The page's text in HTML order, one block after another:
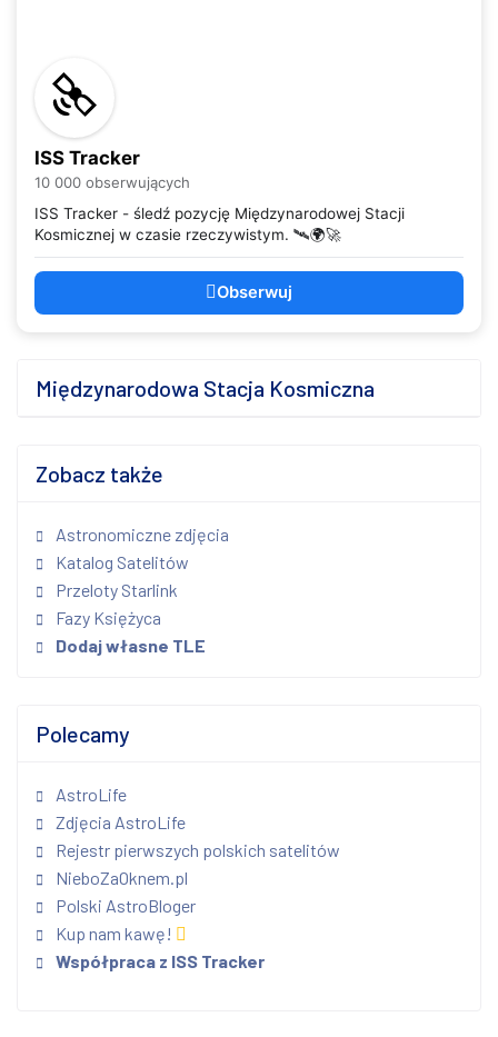
ISS Tracker
10 000 obserwujących
ISS Tracker - śledź pozycję Międzynarodowej Stacji
Kosmicznej w czasie rzeczywistym. 🛰️🌍🚀
Obserwuj
Międzynarodowa Stacja Kosmiczna
Zobacz także
Astronomiczne zdjęcia
Katalog Satelitów
Przeloty Starlink
Fazy Księżyca
Dodaj własne TLE
Polecamy
AstroLife
Zdjęcia AstroLife
Rejestr pierwszych polskich satelitów
NieboZaOknem.pl
Polski AstroBloger
Kup nam kawę!
Współpraca z ISS Tracker